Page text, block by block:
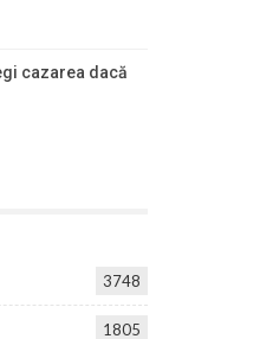
cazarea dacă
3748
1805